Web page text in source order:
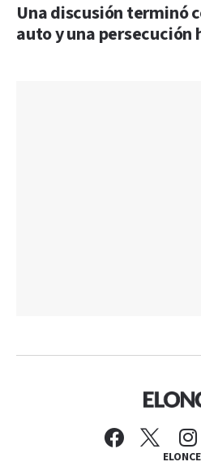
Una discusión terminó
auto y una persecución
ELONCE